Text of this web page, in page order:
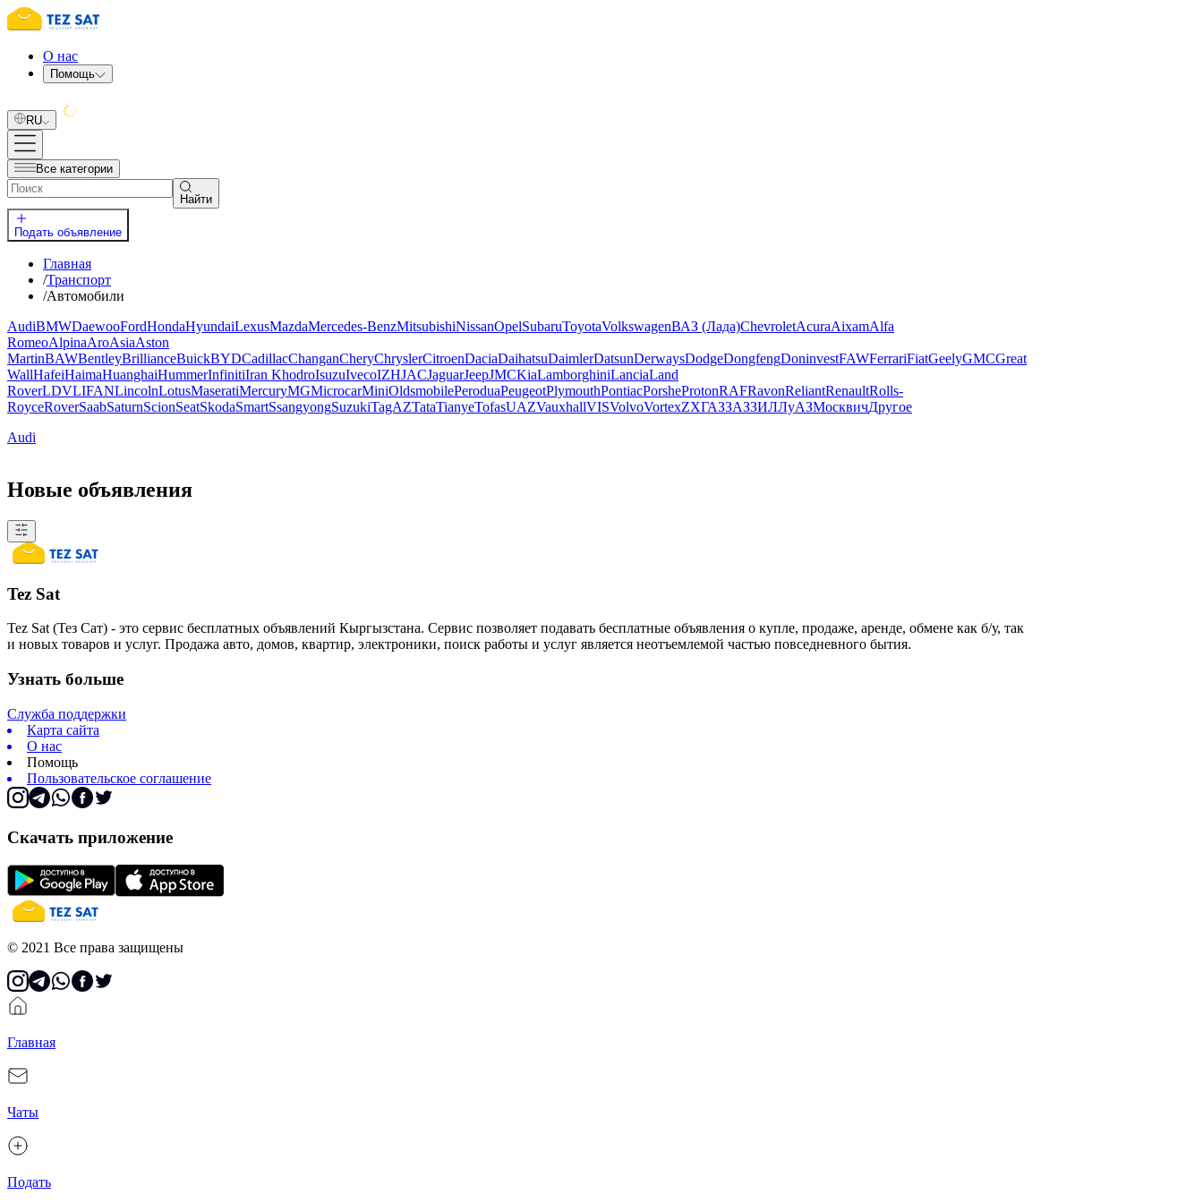
О нас
Помощь
RU
Все категории
Найти
Подать объявление
Главная
/Транспорт
/Автомобили
AudiBMWDaewooFordHondaHyundaiLexusMazdaMercedes-BenzMitsubishiNissanOpelSubaruToyotaVolkswagenВАЗ (Лада)ChevroletAcuraAixamAlfa
RomeoAlpinaAroAsiaAston
MartinBAWBentleyBrillianceBuickBYDCadillacChanganCheryChryslerCitroenDaciaDaihatsuDaimlerDatsunDerwaysDodgeDongfengDoninvestFAWFerrariFiatGeelyGMCGreat
WallHafeiHaimaHuanghaiHummerInfinitiIran KhodroIsuzuIvecoIZHJACJaguarJeepJMCKiaLamborghiniLanciaLand
RoverLDVLIFANLincolnLotusMaseratiMercuryMGMicrocarMiniOldsmobilePeroduaPeugeotPlymouthPontiacPorsheProtonRAFRavonReliantRenaultRolls-
RoyceRoverSaabSaturnScionSeatSkodaSmartSsangyongSuzukiTagAZTataTianyeTofasUAZVauxhallVISVolvoVortexZXГАЗЗАЗЗИЛЛуАЗМосквичДругое
Audi
Новые объявления
Tez Sat
Tez Sat (Тез Сат) - это сервис бесплатных объявлений Кыргызстана. Сервис позволяет подавать бесплатные объявления о купле, продаже, аренде, обмене как б/у, так
и новых товаров и услуг. Продажа авто, домов, квартир, электроники, поиск работы и услуг является неотъемлемой частью повседневного бытия.
Узнать больше
Служба поддержки
Карта сайта
О нас
Помощь
Пользовательское соглашение
Скачать приложение
© 2021 Все права защищены
Главная
Чаты
Подать